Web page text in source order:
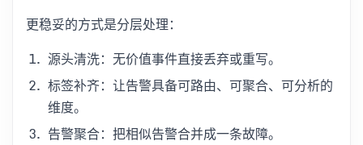
更稳妥的方式是分层处理：
源头清洗：无价值事件直接丢弃或重写。
标签补齐：让告警具备可路由、可聚合、可分析的
维度。
告警聚合：把相似告警合并成一条故障。